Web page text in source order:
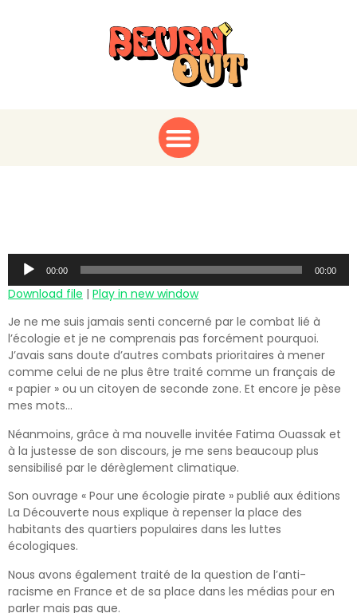
Audio
Player
00:00 00:00
Download file | Play in new window
Je ne me suis jamais senti concerné par le combat lié à
l’écologie et je ne comprenais pas forcément pourquoi.
J’avais sans doute d’autres combats prioritaires à mener
comme celui de ne plus être traité comme un français de
« papier » ou un citoyen de seconde zone. Et encore je pèse
mes mots…
Néanmoins, grâce à ma nouvelle invitée Fatima Ouassak et
à la justesse de son discours, je me sens beaucoup plus
sensibilisé par le dérèglement climatique.
Son ouvrage « Pour une écologie pirate » publié aux éditions
La Découverte nous explique à repenser la place des
habitants des quartiers populaires dans les luttes
écologiques.
Nous avons également traité de la question de l’anti-
racisme en France et de sa place dans les médias pour en
parler mais pas que.